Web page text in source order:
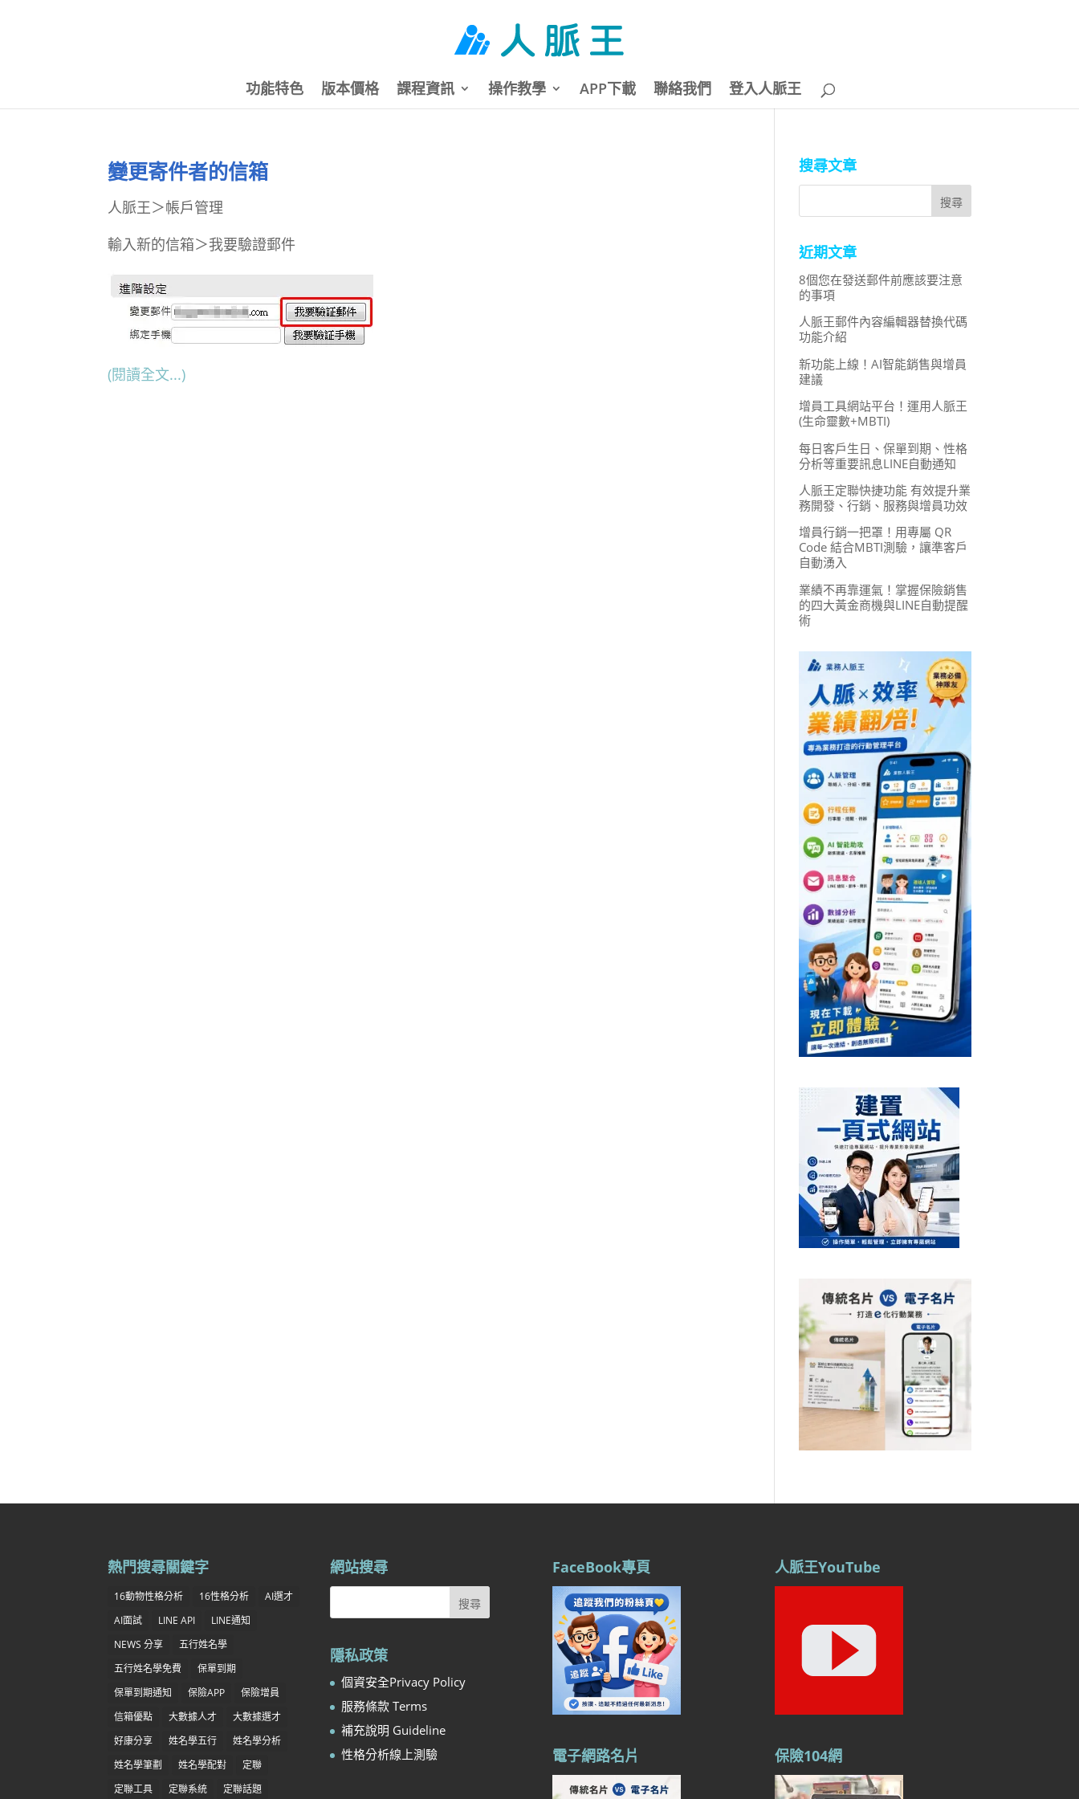
功能特色 版本價格 課程資訊 操作教學 APP下載 聯絡我們 登入人脈王
變更寄件者的信箱
人脈王＞帳戶管理
輸入新的信箱＞我要驗證郵件
(閱讀全文...)
搜尋文章
近期文章
8個您在發送郵件前應該要注意
的事項
人脈王郵件內容編輯器替換代碼
功能介紹
新功能上線！AI智能銷售與增員
建議
增員工具網站平台！運用人脈王
(生命靈數+MBTI)
每日客戶生日、保單到期、性格
分析等重要訊息LINE自動通知
人脈王定聯快捷功能 有效提升業
務開發、行銷、服務與增員功效
增員行銷一把罩！用專屬 QR
Code 結合MBTI測驗，讓準客戶
自動湧入
業績不再靠運氣！掌握保險銷售
的四大黃金商機與LINE自動提醒
術
熱門搜尋關鍵字
16動物性格分析 16性格分析
AI選才
AI面試
LINE API
LINE通知
NEWS 分享
五行姓名學
五行姓名學免費
保單到期
保單到期通知
保險APP
保險增員
信箱優點
大數據人才
大數據選才
好康分享
姓名學五行
姓名學分析
姓名學筆劃
姓名學配對
定聯
定聯工具
定聯系統 定聯話題
網站搜尋
隱私政策
個資安全Privacy Policy
服務條款 Terms
補充說明 Guideline
性格分析線上測驗
FaceBook專頁
電子網路名片
人脈王YouTube
保險104網